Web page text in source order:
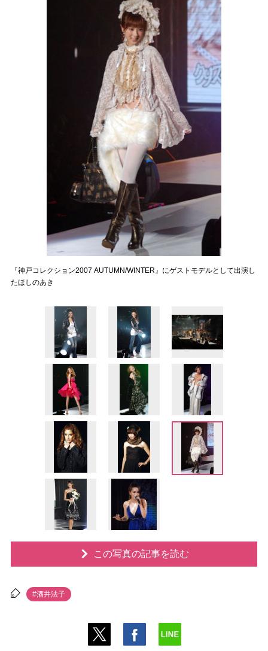
『神戸コレクション2007 AUTUMN/WINTER』にゲストモデルとして出演し
たほしのあき
この写真の記事を読む
#酒井法子